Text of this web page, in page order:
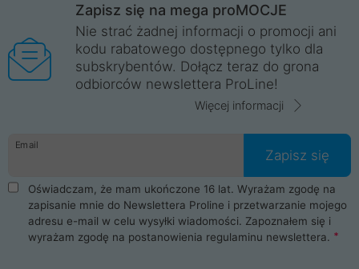
Wrocław, Poznań, Legnica, Katowice, Gliwice, Kalisz, Bytom,
Trzebnica, Opole. Szybka i profesjonalna obsługa!
ProLine to polska firma ze 100% polskim kapitałem. Działamy
legalnie i płacimy podatki w naszym kraju! Posiadamy siedzibę
główną w Mirkowie oraz salony na terenie kraju. Cała
komunikacja ze sklepem komputerowym ProLine jest
danych osobowych. Dlatego zakup notebooka albo laptopa w
ProLine to czysta przyjemność i pełne bezpieczeństwo.
Zaopatrzysz się u nas w akcesoria i części komputerowe
takie jak procesory, karty graficzne, płyty główne, pamięci,
dyski SSD, M.2 oraz HDD. Nasi pracownicy pomogą Ci wybrać
najlepszy zasilacz komputerowy oraz obudowę do komputera.
Poza komputerami mamy również najlepsze na rynku
Smartfony takich producentów jak Xiaomi, Apple, Samsung i
Zapisz się na mega proMOCJE
Nie strać żadnej informacji o promocji ani
kodu rabatowego dostępnego tylko dla
subskrybentów. Dołącz teraz do grona
odbiorców newslettera ProLine!
Więcej informacji
Email
Zapisz się
Oświadczam, że mam ukończone 16 lat. Wyrażam zgodę na
zapisanie mnie do Newslettera Proline i przetwarzanie mojego
adresu e-mail w celu wysyłki wiadomości. Zapoznałem się i
wyrażam zgodę na postanowienia regulaminu newslettera.